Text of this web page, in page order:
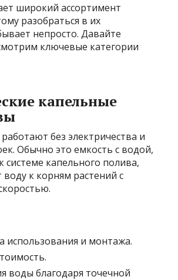
широкий ассортимент
разобраться в их
непросто. Давайте
ключевые категории
капельные
без электричества и
Обычно это емкость с водой,
системе капельного полива,
воду к корням растений с
использования и монтажа.
воды благодаря точечной